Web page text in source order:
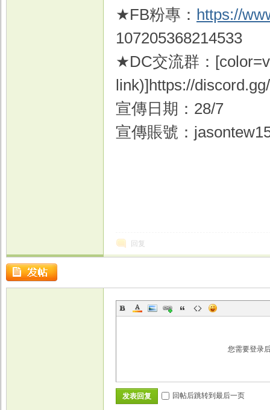
★FB粉專： https://
107205368214533
★DC交流群：
link)]https://
宣傳日期：28/7
宣傳賬號：
回复
您需要登录
发表回复 回帖后跳转到最后一页